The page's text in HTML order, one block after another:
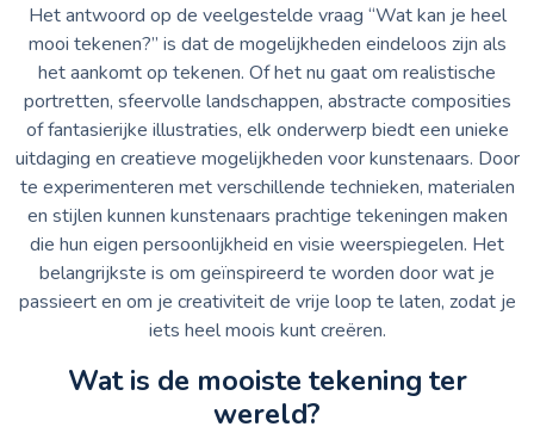
Het antwoord op de veelgestelde vraag “Wat kan je heel
mooi tekenen?” is dat de mogelijkheden eindeloos zijn als
het aankomt op tekenen. Of het nu gaat om realistische
portretten, sfeervolle landschappen, abstracte composities
of fantasierijke illustraties, elk onderwerp biedt een unieke
uitdaging en creatieve mogelijkheden voor kunstenaars. Door
te experimenteren met verschillende technieken, materialen
en stijlen kunnen kunstenaars prachtige tekeningen maken
die hun eigen persoonlijkheid en visie weerspiegelen. Het
belangrijkste is om geïnspireerd te worden door wat je
passieert en om je creativiteit de vrije loop te laten, zodat je
iets heel moois kunt creëren.
Wat is de mooiste tekening ter
wereld?